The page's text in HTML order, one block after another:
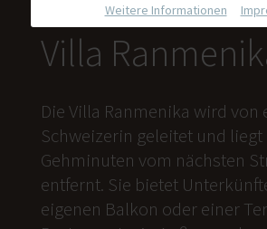
Villa
Die Villa Ranmenika wird von
Schweizerin geleitet und liegt
Gehminuten vom nächsten
entfernt. Sie bietet
eigenen Balkon oder einer
Weitere Informationen